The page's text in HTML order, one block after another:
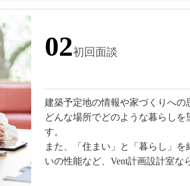
02初回面談
建築予定地の情報や家づくりへの
どんな場所でどのような暮らし
す。
また、「住まい」と「暮らし」
いの性能など、Vent計画設計室な